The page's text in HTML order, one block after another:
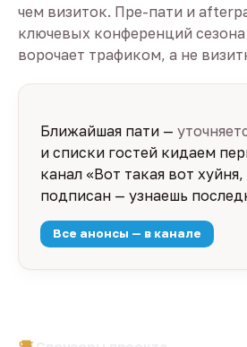
чем визиток. Пре-пати и
ключевых конференций
ворочает трафиком, а не
Ближайшая пати —
и списки гостей кидаем
канал «Вот такая вот
подписан — узнаешь
Все анонсы — в канале